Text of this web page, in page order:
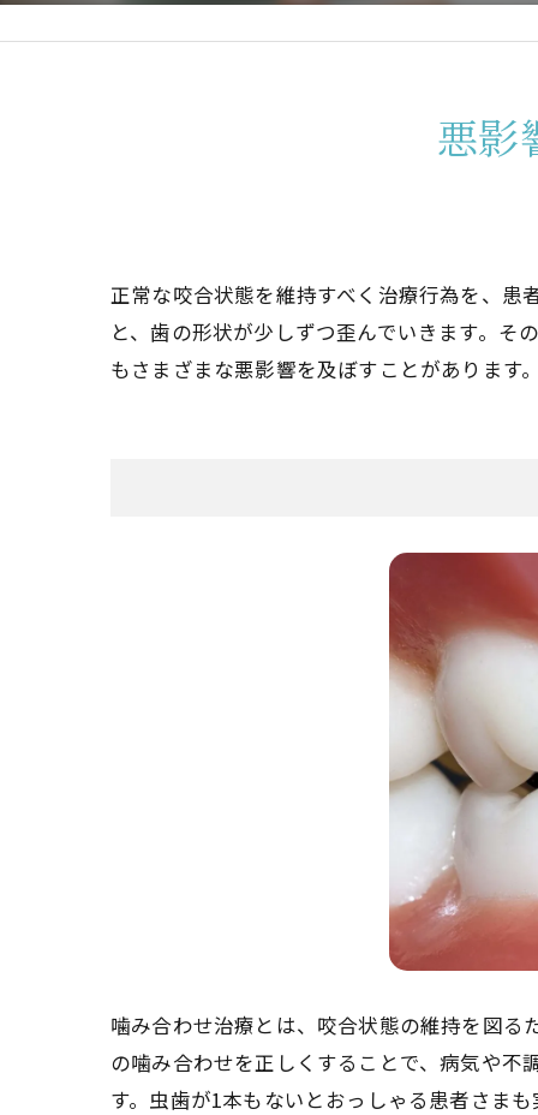
悪影
正常な咬合状態を維持すべく治療行為を、患
と、歯の形状が少しずつ歪んでいきます。
もさまざまな悪影響を及ぼすことがあります
噛み合わせ治療とは、咬合状態の維持を図
の噛み合わせを正しくすることで、病気や不
す。虫歯が1本もないとおっしゃる患者さま